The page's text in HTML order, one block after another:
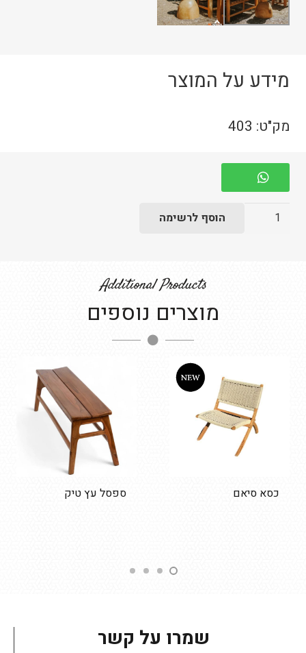
מידע על המוצר
מק"ט: 403
כמות
הוסף לרשימה
Additional Products
מוצרים נוספים
כסא סיאם ספסל עץ טיק
שמרו על קשר